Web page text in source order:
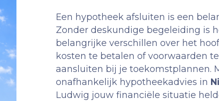
Een hypotheek afsluiten is een
Zonder deskundige begeleiding is
belangrijke verschillen over het
kosten te betalen of voorwaarden
aansluiten bij je toekomstplannen.
onafhankelijk hypotheekadvies in
Ludwig jouw financiële situatie